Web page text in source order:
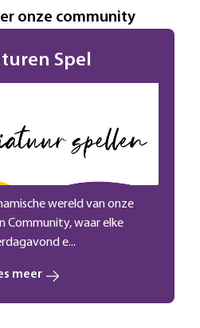
onze community
Spel
wereld van onze
Community, waar elke
e...
meer